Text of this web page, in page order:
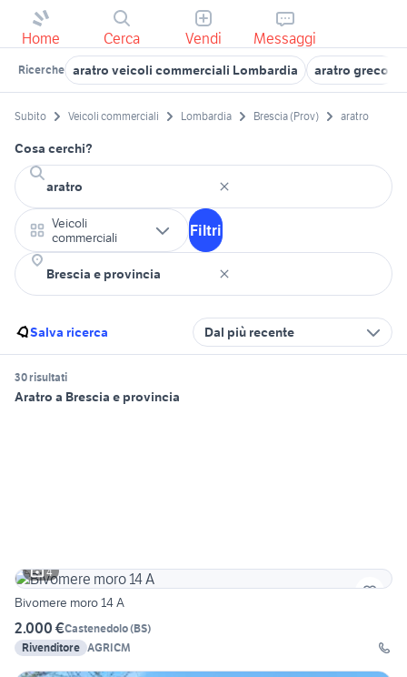
Home Cerca Vendi Messaggi
Ricerche aratro veicoli commerciali Lombardia aratro greco
Subito Veicoli commerciali Lombardia Brescia (Prov) aratro
Cosa cerchi?
Veicoli
commerciali
Filtri
Salva ricerca Dal più recente
30 risultati
Aratro a Brescia e provincia
4
Bivomere moro 14 A
2.000 €Castenedolo(BS)
Rivenditore AGRICM